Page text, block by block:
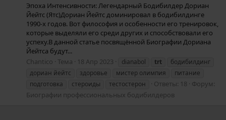
Эпоха Интенсивности: Легендарный Бодибилдер Дориан
Йейтс (Ятс)Дориан Йейтс доминировал в бодибилдинге
1990-х годов. Вот философия и особенности его тренировок,
которые выделяли его среди других и способствовали его
успеху.В данной статье посвящённой Биографии Дориана
Йейтса будут...
Chantico Тема 18 Апр 2023 dianabol trt
бодибилдинг
дориан йейтс
здоровье мистер олимпия
питание
подготовка
стероиды тестостерон Ответы: 18
Форум:
Биографии профессиональных бодибилдеров